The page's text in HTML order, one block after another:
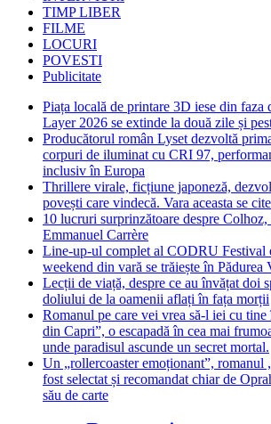
TIMP LIBER
FILME
LOCURI
POVESTI
Publicitate
Piața locală de printare 3D iese din faza
Layer 2026 se extinde la două zile și
Producătorul român Lyset dezvoltă
corpuri de iluminat cu CRI 97,
inclusiv în Europa
Thrillere virale, ficțiune japoneză,
povești care vindecă. Vara aceasta se
10 lucruri surprinzătoare despre
Emmanuel Carrère
Line-up-ul complet al CODRU Festival
weekend din vară se trăiește în Pădurea
Lecții de viață, despre ce au învățat doi
doliului de la oamenii aflați în fața morții
Romanul pe care vei vrea să-l iei cu tine
din Capri”, o escapadă în cea mai
unde paradisul ascunde un secret mortal.
Un „rollercoaster emoționant”, romanul
fost selectat și recomandat chiar de
său de carte